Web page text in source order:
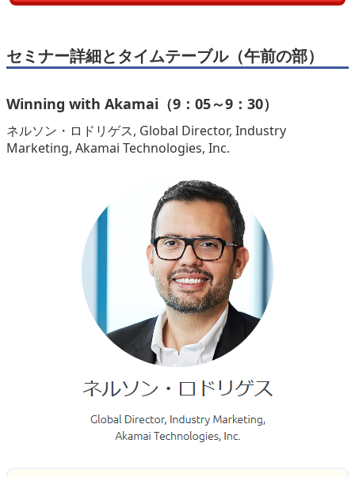
セミナー詳細とタイムテーブル（午前の部）
Winning with Akamai（9：05～9：30）
ネルソン・ロドリゲス, Global Director, Industry
Marketing, Akamai Technologies, Inc.